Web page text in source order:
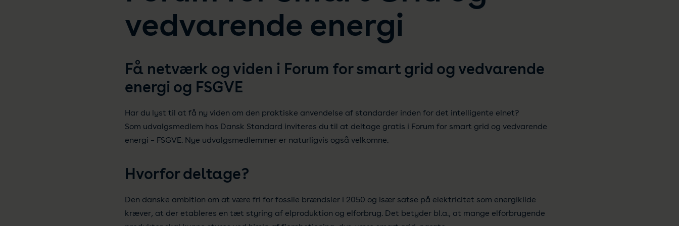
vedvarende energi
Få netværk og viden i Forum for smart grid og vedvarende
energi og FSGVE
Har du lyst til at få ny viden om den praktiske anvendelse af standarder inden for det intelligente elnet?
Som udvalgsmedlem hos Dansk Standard inviteres du til at deltage gratis i Forum for smart grid og vedvarende
energi – FSGVE. Nye udvalgsmedlemmer er naturligvis også velkomne.
Hvorfor deltage?
Den danske ambition om at være fri for fossile brændsler i 2050 og især satse på elektricitet som energikilde
kræver, at der etableres en tæt styring af elproduktion og elforbrug. Det betyder bl.a., at mange elforbrugende